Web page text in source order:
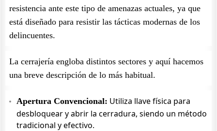
resistencia ante este tipo de amenazas actuales, ya que
está diseñado para resistir las tácticas modernas de los
delincuentes.
La cerrajería engloba distintos sectores y aquí hacemos
una breve descripción de lo más habitual.
Apertura Convencional: Utiliza llave física para
desbloquear y abrir la cerradura, siendo un método
tradicional y efectivo.